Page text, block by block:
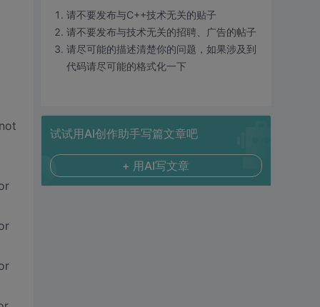
请不要发布与C++技术无关的贴子
请不要发布与技术无关的招聘、广告的帖子
请尽可能的描述清楚你的问题，如果涉及到
代码请尽可能的格式化一下
试试用AI创作助手写篇文章吧
+ 用AI写文章